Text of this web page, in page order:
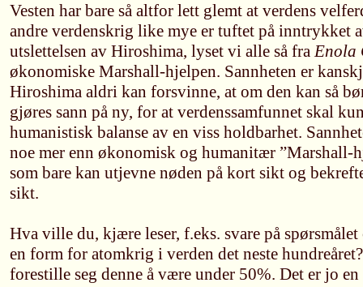
Vesten har bare så altfor lett glemt at verdens
andre verdenskrig like mye er tuftet på inntrykket
utslettelsen av Hiroshima, lyset vi alle så fraEnola
økonomiske Marshall-hjelpen. Sannheten er
Hiroshima aldri kan forsvinne, at om den kan så
gjøres sann på ny, for at verdenssamfunnet skal
humanistisk balanse av en viss holdbarhet.
noe mer enn økonomisk og humanitær ”Marshall-
som bare kan utjevne nøden på kort sikt og
sikt.
Hva ville du, kjære leser, f.eks. svare på
en form for atomkrig i verden det neste
forestille seg denne å være under 50%. Det er jo